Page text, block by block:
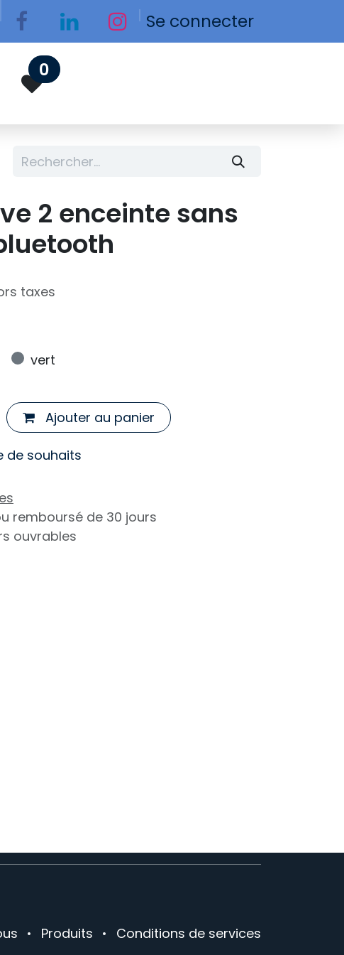
Se connecter
0
2 enceinte sans
taxes
vert
Ajouter au panier
de souhaits
remboursé de 30 jours
ouvrables
• Produits • Conditions de services